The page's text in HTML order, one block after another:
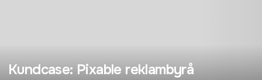
Kundcase: Pixable reklambyrå